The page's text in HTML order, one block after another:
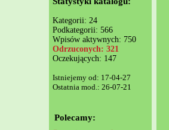
Kategorii: 24
Podkategorii: 566
Wpisów aktywnych: 750
Odrzuconych: 321
Oczekujących: 147
Istniejemy od: 17-04-27
Ostatnia mod.: 26-07-21
Polecamy: